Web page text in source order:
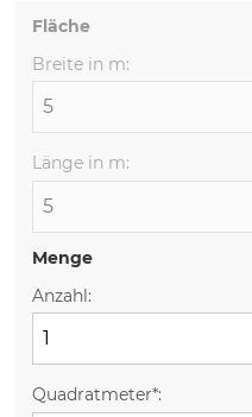
Fläche
Breite in m:
Länge in m:
Menge
Anzahl:
Quadratmeter*: